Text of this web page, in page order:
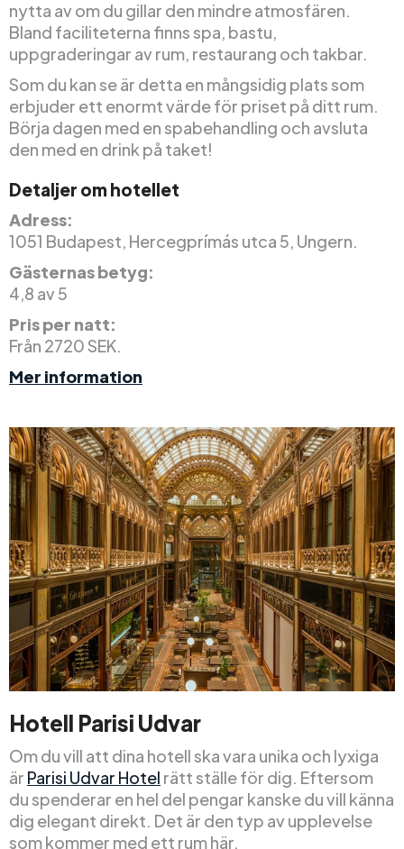
nytta av om du gillar den mindre atmosfären.
Bland faciliteterna finns spa, bastu,
uppgraderingar av rum, restaurang och takbar.
Som du kan se är detta en mångsidig plats som
erbjuder ett enormt värde för priset på ditt rum.
Börja dagen med en spabehandling och avsluta
den med en drink på taket!
Detaljer om hotellet
Adress:
1051 Budapest, Hercegprímás utca 5, Ungern.
Gästernas betyg:
4,8 av 5
Pris per natt:
Från 2720 SEK.
Mer information
Hotell Parisi Udvar
Om du vill att dina hotell ska vara unika och lyxiga
är Parisi Udvar Hotel rätt ställe för dig. Eftersom
du spenderar en hel del pengar kanske du vill känna
dig elegant direkt. Det är den typ av upplevelse
som kommer med ett rum här.